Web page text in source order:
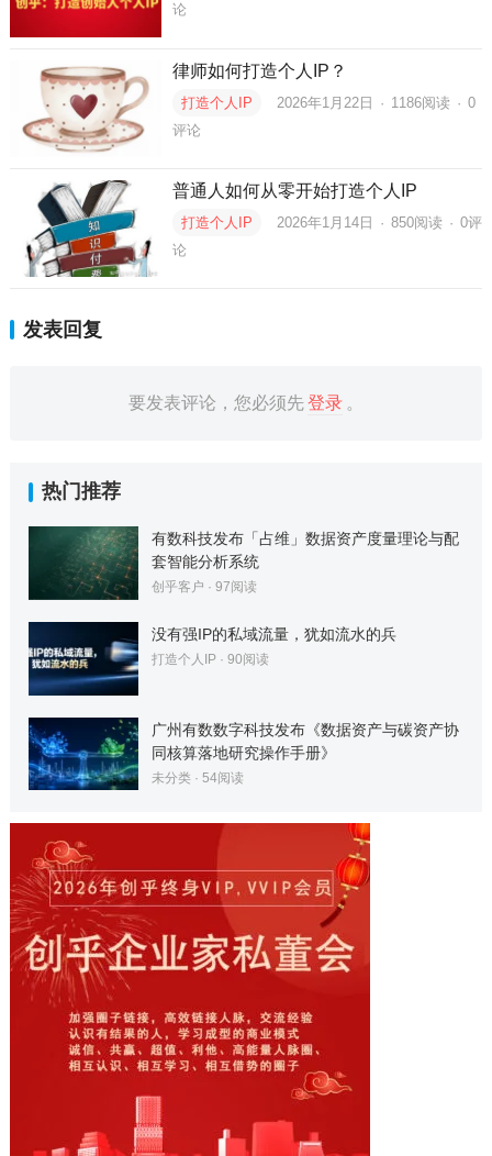
论
律师如何打造个人IP？
打造个人IP 2026年1月22日 · 1186阅读 · 0
评论
普通人如何从零开始打造个人IP
打造个人IP 2026年1月14日 · 850阅读 · 0评
论
发表回复
要发表评论，您必须先登录 。
热门推荐
有数科技发布「占维」数据资产度量理论与配
套智能分析系统
创乎客户 · 97阅读
没有强IP的私域流量，犹如流水的兵
打造个人IP· 90阅读
广州有数数字科技发布《数据资产与碳资产协
同核算落地研究操作手册》
未分类· 54阅读